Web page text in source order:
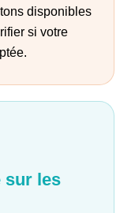
disponibles
si votre
sur les